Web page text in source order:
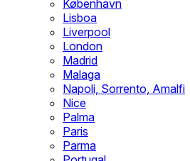
København
Lisboa
Liverpool
London
Madrid
Malaga
Napoli, Sorrento, Amalfi
Nice
Palma
Paris
Parma